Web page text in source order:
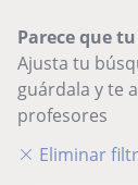
Parece que
Ajusta tu
guárdala y te
profesores
Eliminar